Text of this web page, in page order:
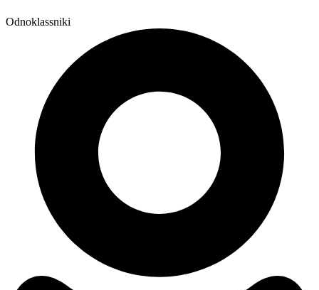
Odnoklassniki